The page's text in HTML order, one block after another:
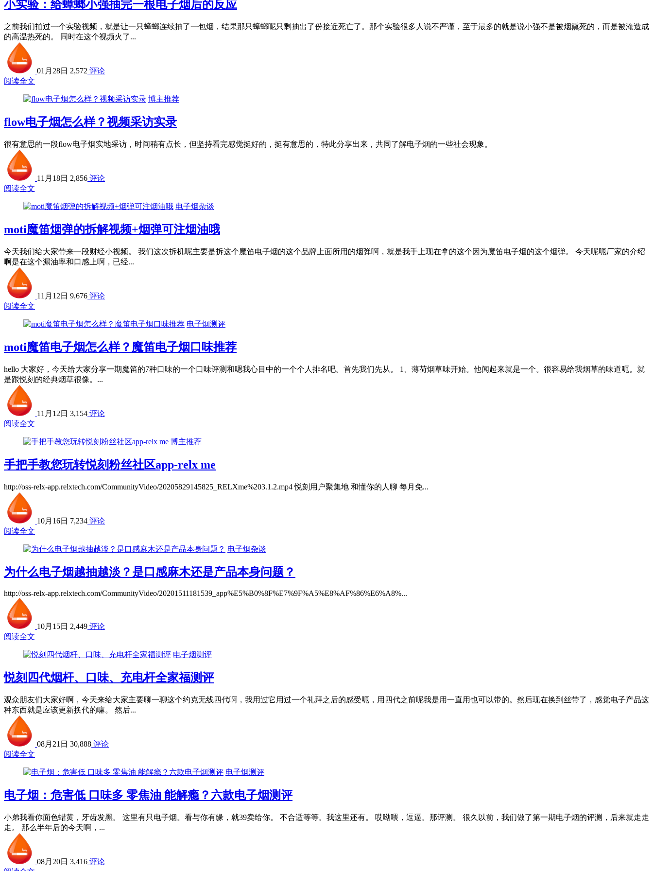
小实验：给蟑螂小强抽完一根电子烟后的反应
之前我们拍过一个实验视频，就是让一只蟑螂连续抽了一包烟，结果那只蟑螂呢只剩抽出了份接近死亡了。那个实验很多人说不严谨，至于最多的就是说小强不是被烟熏死的，而是被淹造成
的高温热死的。 同时在这个视频火了...
01月28日 2,572 评论
阅读全文
博主推荐
flow电子烟怎么样？视频采访实录
很有意思的一段flow电子烟实地采访，时间稍有点长，但坚持看完感觉挺好的，挺有意思的，特此分享出来，共同了解电子烟的一些社会现象。
11月18日 2,856 评论
阅读全文
电子烟杂谈
moti魔笛烟弹的拆解视频+烟弹可注烟油哦
今天我们给大家带来一段财经小视频。 我们这次拆机呢主要是拆这个魔笛电子烟的这个品牌上面所用的烟弹啊，就是我手上现在拿的这个因为魔笛电子烟的这个烟弹。 今天呢呃厂家的介绍
啊是在这个漏油率和口感上啊，已经...
11月12日 9,676 评论
阅读全文
电子烟测评
moti魔笛电子烟怎么样？魔笛电子烟口味推荐
hello 大家好，今天给大家分享一期魔笛的7种口味的一个口味评测和嗯我心目中的一个个人排名吧。首先我们先从。 1、薄荷烟草味开始。他闻起来就是一个。很容易给我烟草的味道呃。就
是跟悦刻的经典烟草很像。...
11月12日 3,154 评论
阅读全文
博主推荐
手把手教您玩转悦刻粉丝社区app-relx me
http://oss-relx-app.relxtech.com/CommunityVideo/20205829145825_RELXme%203.1.2.mp4 悦刻用户聚集地 和懂你的人聊 每月免...
10月16日 7,234 评论
阅读全文
电子烟杂谈
为什么电子烟越抽越淡？是口感麻木还是产品本身问题？
http://oss-relx-app.relxtech.com/CommunityVideo/20201511181539_app%E5%B0%8F%E7%9F%A5%E8%AF%86%E6%A8%...
10月15日 2,449 评论
阅读全文
电子烟测评
悦刻四代烟杆、口味、充电杆全家福测评
观众朋友们大家好啊，今天来给大家主要聊一聊这个约克无线四代啊，我用过它用过一个礼拜之后的感受呃，用四代之前呢我是用一直用也可以带的。然后现在换到丝带了，感觉电子产品这
种东西就是应该更新换代的嘛。 然后...
08月21日 30,888 评论
阅读全文
电子烟测评
电子烟：危害低 口味多 零焦油 能解瘾？六款电子烟测评
小弟我看你面色蜡黄，牙齿发黑。 这里有只电子烟。看与你有缘，就39卖给你。 不合适等等。我这里还有。 哎呦喂，逗逼。那评测。 很久以前，我们做了第一期电子烟的评测，后来就走走
走。 那么半年后的今天啊，...
08月20日 3,416 评论